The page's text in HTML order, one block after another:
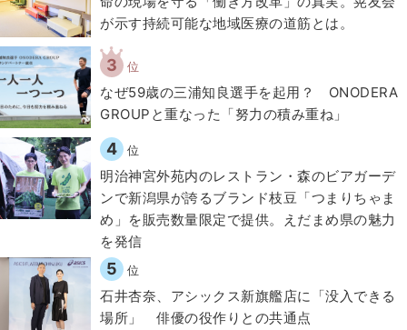
が示す持続可能な地域医療の道筋とは。
3 位
なぜ59歳の三浦知良選手を起用？ ONODERA
GROUPと重なった「努力の積み重ね」
4 位
明治神宮外苑内のレストラン・森のビアガーデ
ンで新潟県が誇るブランド枝豆「つまりちゃま
め」を販売数量限定で提供。えだまめ県の魅力
を発信
5 位
石井杏奈、アシックス新旗艦店に「没入できる
場所」 俳優の役作りとの共通点